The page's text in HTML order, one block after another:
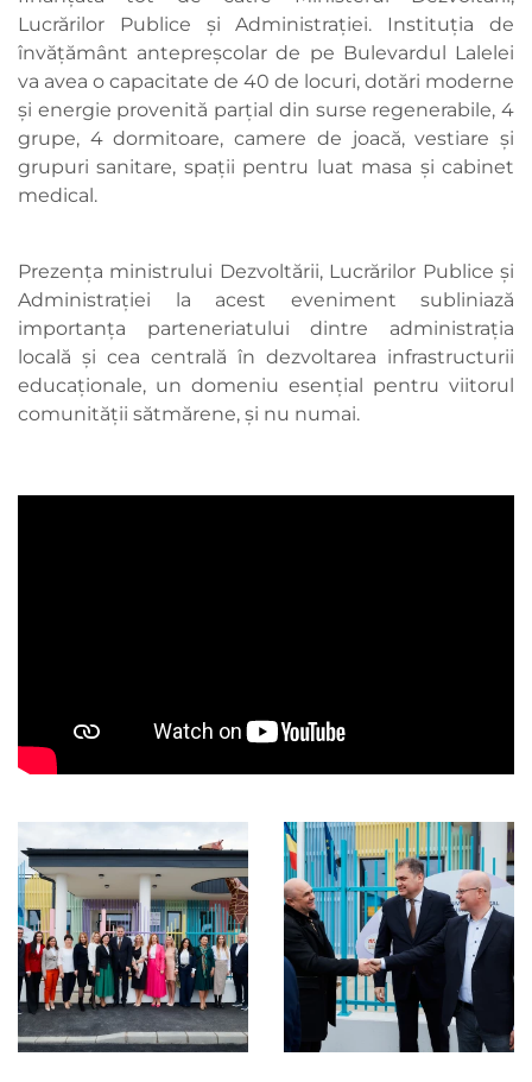
Lucrărilor Publice şi Administraţiei. Instituția de
învățământ antepreșcolar de pe Bulevardul Lalelei
va avea o capacitate de 40 de locuri, dotări moderne
și energie provenită parțial din surse regenerabile, 4
grupe, 4 dormitoare, camere de joacă, vestiare și
grupuri sanitare, spații pentru luat masa și cabinet
medical.
Prezența ministrului Dezvoltării, Lucrărilor Publice și
Administrației la acest eveniment subliniază
importanța parteneriatului dintre administrația
locală și cea centrală în dezvoltarea infrastructurii
educaționale, un domeniu esențial pentru viitorul
comunității sătmărene, și nu numai.